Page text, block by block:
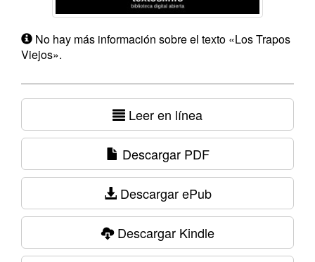
No hay más información sobre el texto «Los Trapos
Viejos».
Leer en línea
Descargar PDF
Descargar ePub
Descargar Kindle